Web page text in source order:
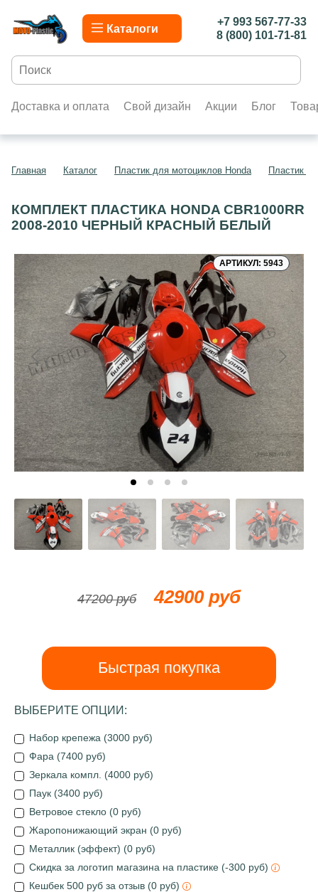
Каталоги
+7 993 567-77-33
8 (800) 101-71-81
Доставка и оплата Свой дизайн Акции Блог
Главная Каталог Пластик для мотоциклов Honda Пластик
КОМПЛЕКТ ПЛАСТИКА HONDA CBR1000RR
2008-2010 ЧЕРНЫЙ КРАСНЫЙ БЕЛЫЙ
АРТИКУЛ: 5943
47200 руб 42900 руб
Быстрая покупка
ВЫБЕРИТЕ ОПЦИИ:
Набор крепежа (3000 руб)
Фара (7400 руб)
Зеркала компл. (4000 руб)
Паук (3400 руб)
Ветровое стекло (0 руб)
Жаропонижающий экран (0 руб)
Металлик (эффект) (0 руб)
Скидка за логотип магазина на пластике (-300 руб)
Кешбек 500 руб за отзыв (0 руб)